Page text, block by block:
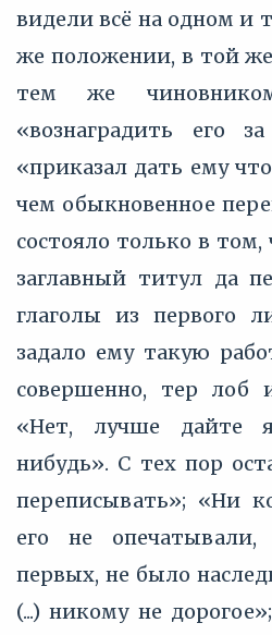
видели всё на одном и
же положении, в той
тем же
«вознаградить его
«приказал дать ему
чем обыкновенное
состояло только в
заглавный титул да
глаголы из первого
задало ему такую
совершенно, тер лоб
«Нет, лучше дайте
нибудь». С тех пор
переписывать»; «Ни
его не
первых, не было
(...) никому не